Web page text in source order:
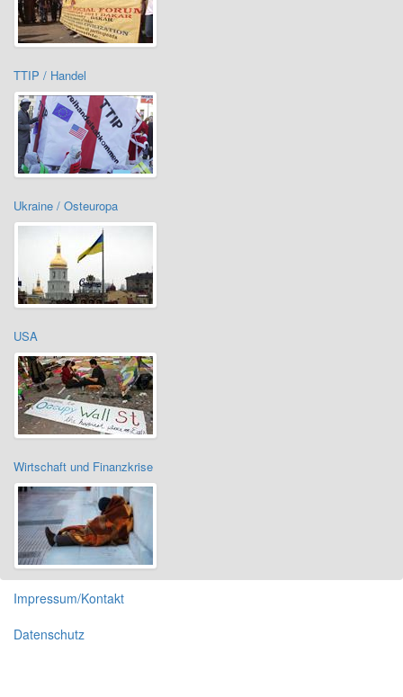
TTIP / Handel
Ukraine / Osteuropa
USA
Wirtschaft und Finanzkrise
Impressum/Kontakt
Datenschutz